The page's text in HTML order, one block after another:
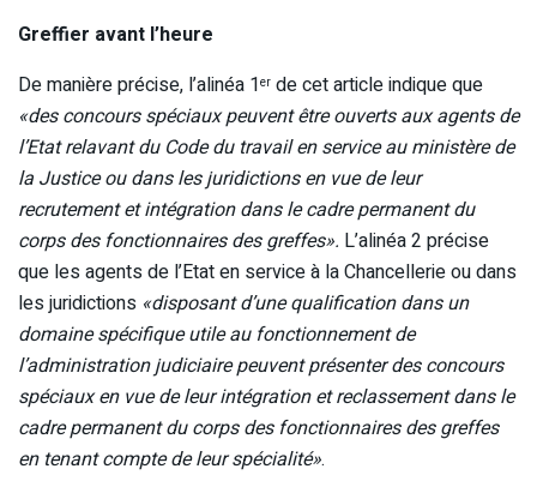
Greffier avant l’heure
De manière précise, l’alinéa 1er de cet article indique que
«des concours spéciaux peuvent être ouverts aux agents de
l’Etat relavant du Code du travail en service au ministère de
la Justice ou dans les juridictions en vue de leur
recrutement et intégration dans le cadre permanent du
corps des fonctionnaires des greffes». L’alinéa 2 précise
que les agents de l’Etat en service à la Chancellerie ou dans
les juridictions «disposant d’une qualification dans un
domaine spécifique utile au fonctionnement de
l’administration judiciaire peuvent présenter des concours
spéciaux en vue de leur intégration et reclassement dans le
cadre permanent du corps des fonctionnaires des greffes
en tenant compte de leur spécialité».